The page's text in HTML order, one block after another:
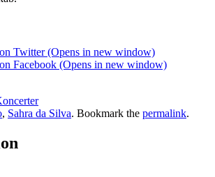
Twitter (Opens in new window)
Facebook (Opens in new window)
, Sahra da Silva. Bookmark the permalink.